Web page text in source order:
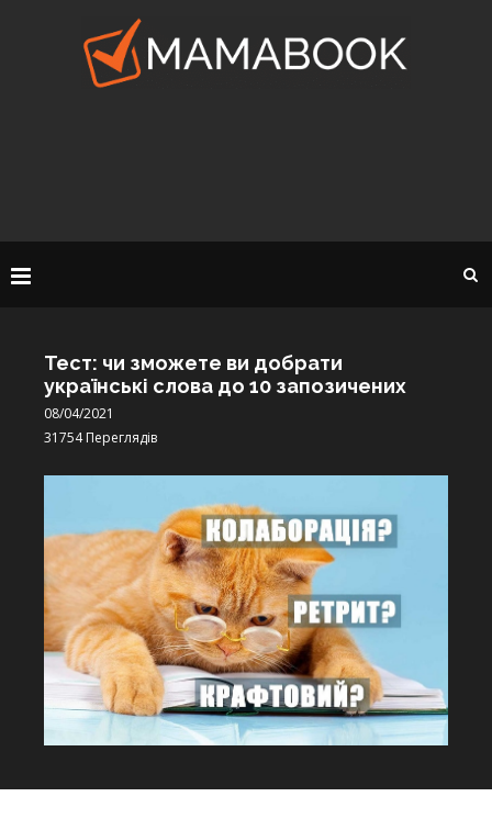
Тест: чи зможете ви добрати
українські слова до 10 запозичених
08/04/2021
31754Переглядів